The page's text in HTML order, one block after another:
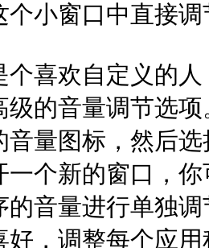
个小窗口中直接
个喜欢自定义的
级的音量调节选
音量图标，然后
一个新的窗口，
的音量进行单独
好，调整每个应